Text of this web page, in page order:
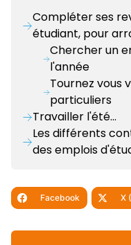
Compléter ses
étudiant, pour
Chercher un
l'année
Tournez vous
particuliers
Travailler l'été...
Les différents
des emplois
Facebook X